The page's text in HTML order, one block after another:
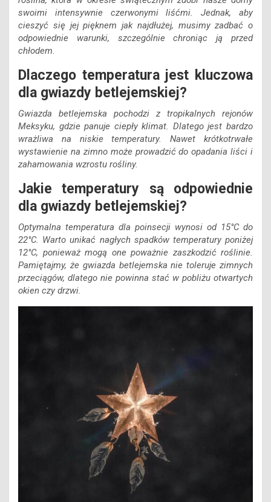
swoimi intensywnie czerwonymi liśćmi. Jednak, aby
cieszyć się jej pięknem jak najdłużej, musimy zadbać o
odpowiednie warunki, szczególnie chroniąc ją przed
chłodem.
Dlaczego temperatura jest kluczowa
dla gwiazdy betlejemskiej?
Gwiazda betlejemska pochodzi z tropikalnych rejonów
Meksyku, gdzie panuje ciepły klimat. Dlatego jest bardzo
wrażliwa na niskie temperatury. Nawet krótkotrwałe
wystawienie na zimno może prowadzić do opadania liści i
zahamowania wzrostu rośliny.
Jakie temperatury są odpowiednie
dla gwiazdy betlejemskiej?
Optymalna temperatura dla poinsecji wynosi od 15°C do
22°C. Warto unikać nagłych spadków temperatury poniżej
12°C, ponieważ mogą one poważnie zaszkodzić roślinie.
Pamiętajmy, że gwiazda betlejemska nie toleruje zimnych
przeciągów, dlatego nie powinna stać w pobliżu otwartych
okien czy drzwi.